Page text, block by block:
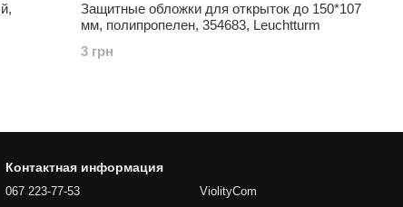
Защитные обложки для открыток до 150*107
мм, полипропелен, 354683, Leuchtturm
3 грн
Контактная информация
067 223-77-53 ViolityCom